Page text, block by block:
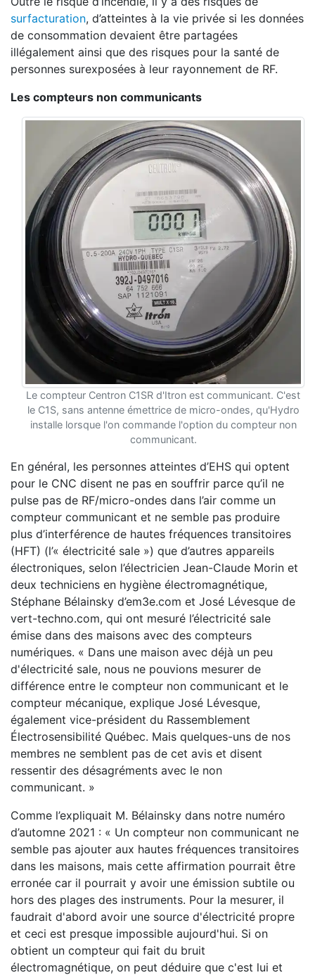
surfacturation, d’atteintes à la vie privée si les données
de consommation devaient être partagées
illégalement ainsi que des risques pour la santé de
personnes surexposées à leur rayonnement de RF.
Les compteurs non communicants
Le compteur Centron C1SR d'Itron est communicant. C'est
le C1S, sans antenne émettrice de micro-ondes, qu'Hydro
installe lorsque l'on commande l'option du compteur non
communicant.
En général, les personnes atteintes d’EHS qui optent
pour le CNC disent ne pas en souffrir parce qu’il ne
pulse pas de RF/micro-ondes dans l’air comme un
compteur communicant et ne semble pas produire
plus d’interférence de hautes fréquences transitoires
(HFT) (l’« électricité sale ») que d’autres appareils
électroniques, selon l’électricien Jean-Claude Morin et
deux techniciens en hygiène électromagnétique,
Stéphane Bélainsky d’em3e.com et José Lévesque de
vert-techno.com, qui ont mesuré l’électricité sale
émise dans des maisons avec des compteurs
numériques. « Dans une maison avec déjà un peu
d'électricité sale, nous ne pouvions mesurer de
différence entre le compteur non communicant et le
compteur mécanique, explique José Lévesque,
également vice-président du Rassemblement
Électrosensibilité Québec. Mais quelques-uns de nos
membres ne semblent pas de cet avis et disent
ressentir des désagréments avec le non
communicant. »
Comme l’expliquait M. Bélainsky dans notre numéro
d’automne 2021 : « Un compteur non communicant ne
semble pas ajouter aux hautes fréquences transitoires
dans les maisons, mais cette affirmation pourrait être
erronée car il pourrait y avoir une émission subtile ou
hors des plages des instruments. Pour la mesurer, il
faudrait d'abord avoir une source d'électricité propre
et ceci est presque impossible aujourd'hui. Si on
obtient un compteur qui fait du bruit
électromagnétique, on peut déduire que c'est lui et